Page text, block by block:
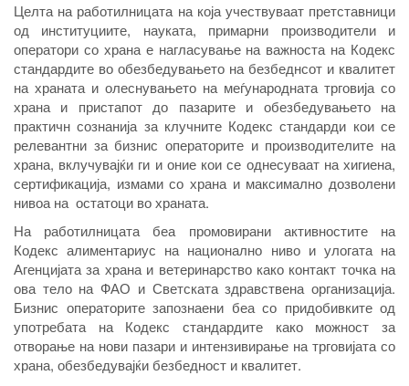
Целта на работилницата на која учествуваат претставници
од институциите, науката, примарни производители и
оператори со храна е нагласување на важноста на Кодекс
стандардите во обезбедувањето на безбеднсот и квалитет
на храната и олеснувањето на меѓународната трговија со
храна и пристапот до пазарите и обезбедувањето на
практичн сознанија за клучните Кодекс стандарди кои се
релевантни за бизнис операторите и производителите на
храна, вклучувајќи ги и оние кои се однесуваат на хигиена,
сертификација, измами со храна и максимално дозволени
нивоа на остатоци во храната.
На работилницата беа промовирани активностите на
Кодекс алиментариус на национално ниво и улогата на
Агенцијата за храна и ветеринарство како контакт точка на
ова тело на ФАО и Светската здравствена организација.
Бизнис операторите запознаени беа со придобивките од
употребата на Кодекс стандардите како можност за
отворање на нови пазари и интензивирање на трговијата со
храна, обезбедувајќи безбедност и квалитет.